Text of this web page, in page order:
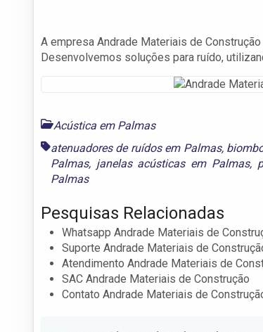
A empresa Andrade Materiais de
Desenvolvemos soluções para ruído,
Acústica em Palmas
atenuadores de ruídos em Palmas,
Palmas, janelas acústicas em Palmas,
Palmas
Pesquisas Relacionadas
Whatsapp Andrade Materiais de
Suporte Andrade Materiais de
Atendimento Andrade Materiais de
SAC Andrade Materiais de Construção
Contato Andrade Materiais de